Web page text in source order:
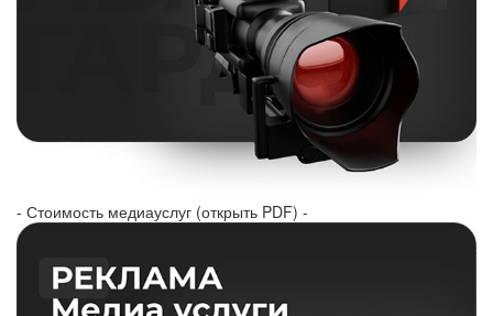
- Стоимость медиауслуг (открыть PDF) -